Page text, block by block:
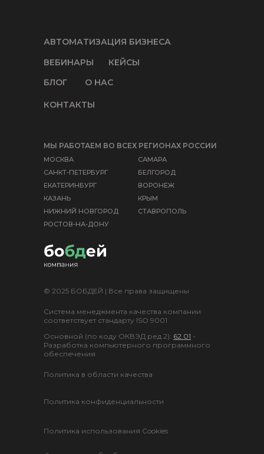
КРЫМ
СТАВРОПОЛЬ
БЕЛГОРОД
ВОРОНЕЖ
САМАРА
РОСТОВ-НА-ДОНУ
НИЖНИЙ НОВГОРОД
КАЗАНЬ
ЕКАТЕРИНБУРГ
САНКТ-ПЕТЕРБУРГ
МОСКВА
ВЕБИНАРЫ КЕЙСЫ
КОНТАКТЫ
О НАС
АВТОМАТИЗАЦИЯ БИЗНЕСА
БЛОГ
© 2025 БОБДЕЙ | Все права защищены
Основной (по коду ОКВЭД ред.2): 62.01 -
Разработка компьютерного программного
обеспечения
Система менеджмента качества компании
соответствует стандарту ISO 9001
МЫ РАБОТАЕМ ВО ВСЕХ РЕГИОНАХ РОССИИ
Политика использования Cookies
Политика конфиденциальности
Политика в области качества